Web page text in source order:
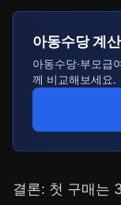
아동수당 계산
아동수당·부모급
께 비교해보세요.
결론: 첫 구매는